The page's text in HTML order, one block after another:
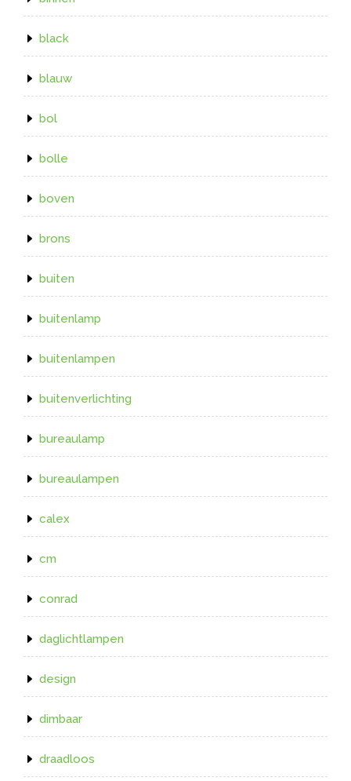
black
blauw
bol
bolle
boven
brons
buiten
buitenlamp
buitenlampen
buitenverlichting
bureaulamp
bureaulampen
calex
cm
conrad
daglichtlampen
design
dimbaar
draadloos